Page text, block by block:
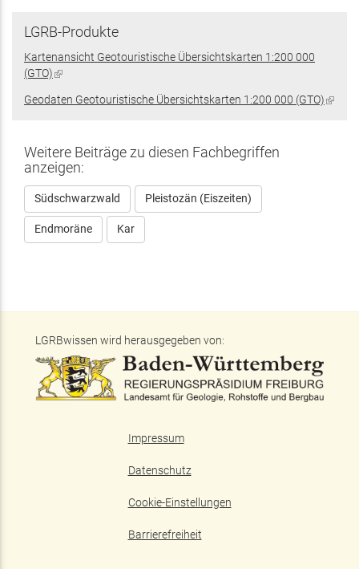
LGRB-Produkte
Kartenansicht Geotouristische Übersichtskarten 1:200 000
(GTO)(Link
extern)
Geodaten Geotouristische Übersichtskarten 1:200 000 (GTO)(Link
Weitere Beiträge zu diesen Fachbegriffen
anzeigen:
Südschwarzwald Pleistozän (Eiszeiten)
Endmoräne Kar
LGRBwissen wird herausgegeben von:
Impressum
Datenschutz
Cookie-Einstellungen
Barrierefreiheit